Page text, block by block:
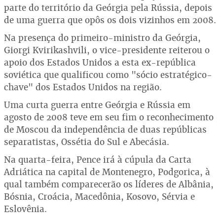
parte do território da Geórgia pela Rússia, depois
de uma guerra que opôs os dois vizinhos em 2008.
Na presença do primeiro-ministro da Geórgia,
Giorgi Kvirikashvili, o vice-presidente reiterou o
apoio dos Estados Unidos a esta ex-república
soviética que qualificou como "sócio estratégico-
chave" dos Estados Unidos na região.
Uma curta guerra entre Geórgia e Rússia em
agosto de 2008 teve em seu fim o reconhecimento
de Moscou da independência de duas repúblicas
separatistas, Ossétia do Sul e Abecásia.
Na quarta-feira, Pence irá à cúpula da Carta
Adriática na capital de Montenegro, Podgorica, à
qual também comparecerão os líderes de Albânia,
Bósnia, Croácia, Macedônia, Kosovo, Sérvia e
Eslovênia.